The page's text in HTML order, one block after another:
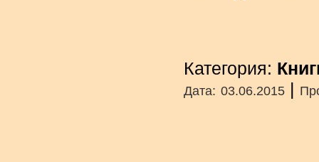
Категория:
Дата: 03.06.2015 |